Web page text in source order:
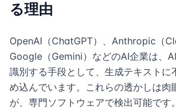
る理由
OpenAI（ChatGPT）、Anthropic（
Google（Gemini）などのAI企業は、
識別する手段として、生成テキストに
め込んでいます。これらの透かしは肉
が、専門ソフトウェアで検出可能です。